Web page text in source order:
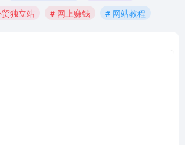
独立站 # 网上赚钱 # 网站教程